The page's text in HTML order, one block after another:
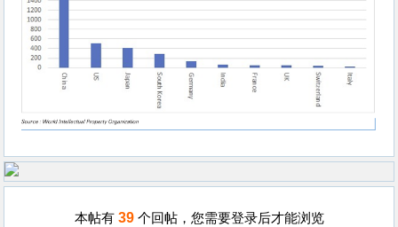
本帖有 39个回帖，您需要登录后才能浏览